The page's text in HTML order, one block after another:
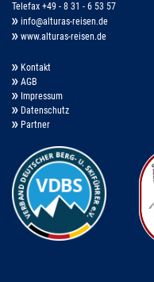
Telefax +49 - 8 31 - 6 53 57
info@alturas-reisen.de
www.alturas-reisen.de
Kontakt
AGB
Impressum
Datenschutz
Partner